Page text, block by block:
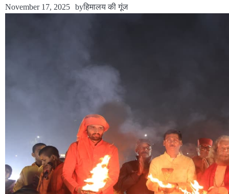
November 17, 2025 byहिमालय की गूंज